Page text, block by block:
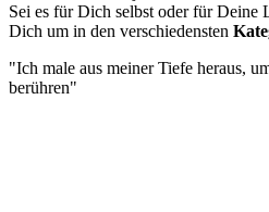
Sei es für Dich selbst oder für Deine
Dich um in den verschiedensten
"Ich male aus meiner Tiefe heraus,
berühren"